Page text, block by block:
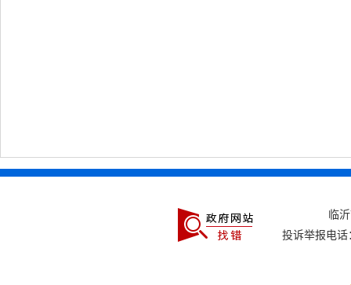
临
投诉举报电话